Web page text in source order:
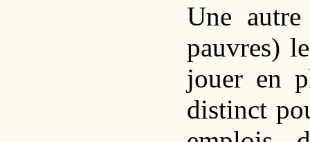
Une
pauvres)
jouer en
distinct